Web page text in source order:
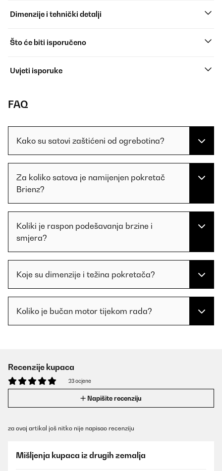
Dimenzije i tehnički detalji
Što će biti isporučeno
Uvjeti isporuke
FAQ
Kako su satovi zaštićeni od ogrebotina?
Za koliko satova je namijenjen pokretač
Brienz?
Koliki je raspon podešavanja brzine i
smjera?
Koje su dimenzije i težina pokretača?
Koliko je bučan motor tijekom rada?
Recenzije kupaca
23 ocjene
Napišite recenziju
za ovaj artikal još nitko nije napisao recenziju
Mišljenja kupaca iz drugih zemalja